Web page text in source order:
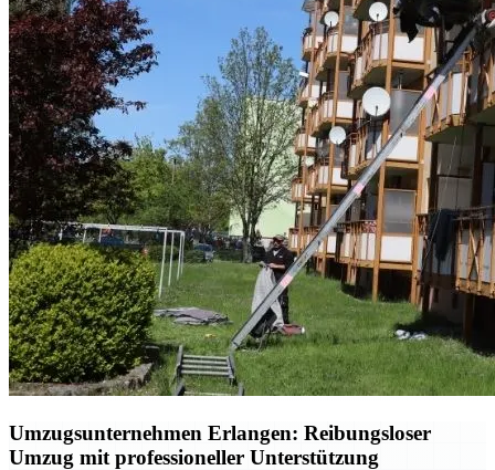
Umzugsunternehmen Erlangen: Reibungsloser
Umzug mit professioneller Unterstützung